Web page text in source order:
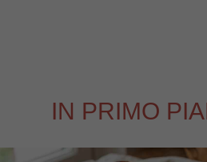
IN PRIMO